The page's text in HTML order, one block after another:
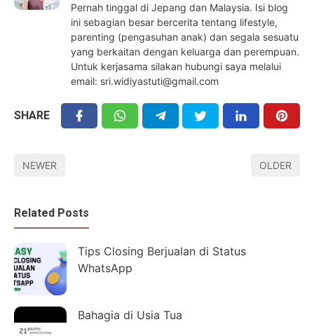
Pernah tinggal di Jepang dan Malaysia. Isi blog
ini sebagian besar bercerita tentang lifestyle,
parenting (pengasuhan anak) dan segala sesuatu
yang berkaitan dengan keluarga dan perempuan.
Untuk kerjasama silakan hubungi saya melalui
email: sri.widiyastuti@gmail.com
SHARE
NEWER OLDER
Related Posts
Tips Closing Berjualan di Status
WhatsApp
Bahagia di Usia Tua